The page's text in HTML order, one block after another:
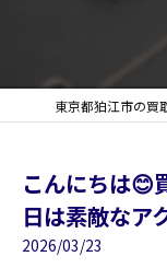
こんにちは😊
日は素敵なア
2026/03/23